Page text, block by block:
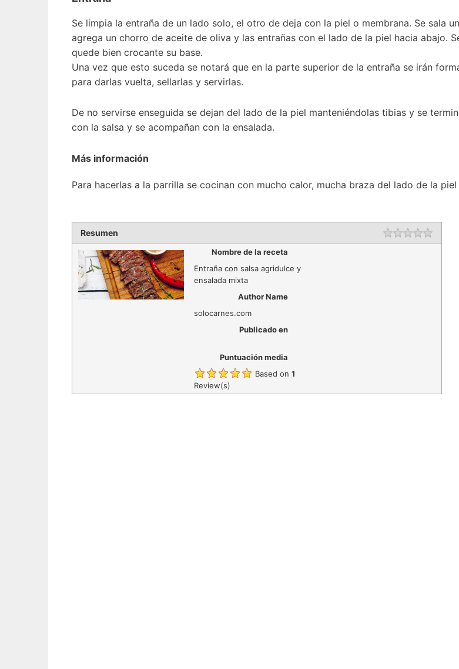
Se limpia la entraña de un lado solo, el otro de deja con la piel o membrana. Se sala
agrega un chorro de aceite de oliva y las entrañas con el lado de la piel hacia abajo.
quede bien crocante su base.
Una vez que esto suceda se notará que en la parte superior de la entraña se irán
para darlas vuelta, sellarlas y servirlas.
De no servirse enseguida se dejan del lado de la piel manteniéndolas tibias y se
con la salsa y se acompañan con la ensalada.
Más información
Para hacerlas a la parrilla se cocinan con mucho calor, mucha braza del lado de la
Resumen Rating
Nombre de la receta
Entraña con salsa agridulce y
ensalada mixta
Author Name
solocarnes.com
Publicado en
Puntuación media
Based on 1
Review(s)